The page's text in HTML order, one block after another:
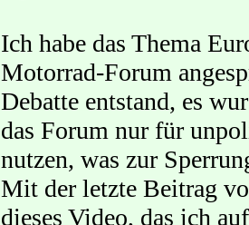
Ich habe das Thema
Motorrad-Forum
Debatte entstand, es
das Forum nur für
nutzen, was zur
Mit der letzte Beitrag
dieses Video, das ich